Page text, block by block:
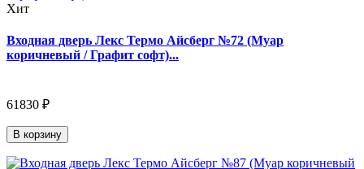
Хит
Входная дверь Лекс Термо Айсберг №72 (Муар
коричневый / Графит софт)...
61830 ₽
В корзину